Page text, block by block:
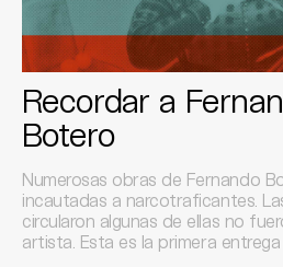
Recordar a
Botero
Numerosas obras de Fernando
incautadas a narcotraficantes.
circularon algunas de ellas no
artista. Esta es la primera